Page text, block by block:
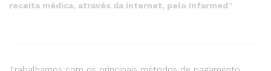
receita médica, através da internet, pelo Infarmed”